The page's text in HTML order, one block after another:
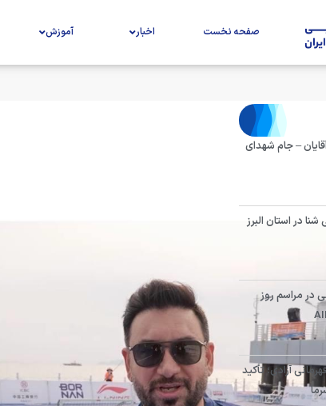
صفحه نخست اخبار آموزش
– جام شهدای
در استان البرز
در مراسم روز
آزادی؛ تأکید